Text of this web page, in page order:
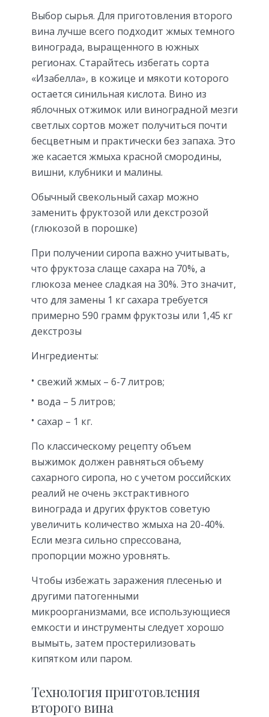
Выбор сырья. Для приготовления второго
вина лучше всего подходит жмых темного
винограда, выращенного в южных
регионах. Старайтесь избегать сорта
«Изабелла», в кожице и мякоти которого
остается синильная кислота. Вино из
яблочных отжимок или виноградной мезги
светлых сортов может получиться почти
бесцветным и практически без запаха. Это
же касается жмыха красной смородины,
вишни, клубники и малины.
Обычный свекольный сахар можно
заменить фруктозой или декстрозой
(глюкозой в порошке)
При получении сиропа важно учитывать,
что фруктоза слаще сахара на 70%, а
глюкоза менее сладкая на 30%. Это значит,
что для замены 1 кг сахара требуется
примерно 590 грамм фруктозы или 1,45 кг
декстрозы
Ингредиенты:
свежий жмых – 6-7 литров;
вода – 5 литров;
сахар – 1 кг.
По классическому рецепту объем
выжимок должен равняться объему
сахарного сиропа, но с учетом российских
реалий не очень экстрактивного
винограда и других фруктов советую
увеличить количество жмыха на 20-40%.
Если мезга сильно спрессована,
пропорции можно уровнять.
Чтобы избежать заражения плесенью и
другими патогенными
микроорганизмами, все использующиеся
емкости и инструменты следует хорошо
вымыть, затем простерилизовать
кипятком или паром.
Технология приготовления
второго вина